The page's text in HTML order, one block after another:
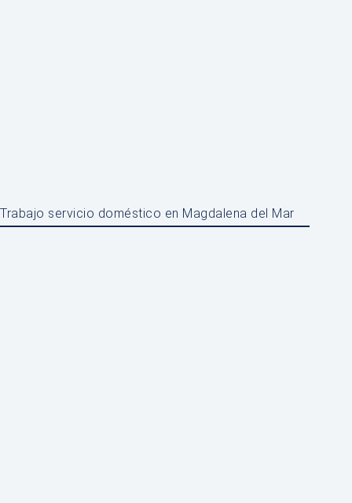
Trabajo servicio doméstico en Magdalena del Mar